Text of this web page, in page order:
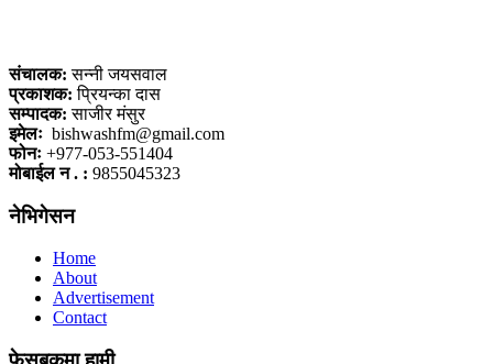
संचालक: सन्नी जयसवाल
प्रकाशक: प्रियन्का दास
सम्पादक: साजीर मंसुर
इमेलः bishwashfm@gmail.com
फोनः +977-053-551404
मोबाईल न . : 9855045323
नेभिगेसन
Home
About
Advertisement
Contact